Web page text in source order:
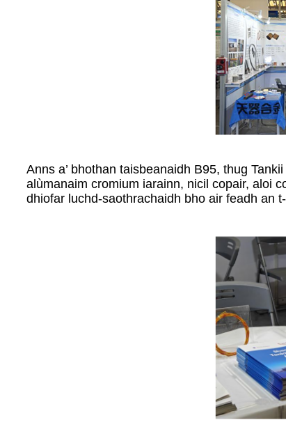
Anns a’ bhothan taisbeanaidh B95, thug
alùmanaim cromium iarainn, nicil copair, aloi
dhiofar luchd-saothrachaidh bho air feadh an